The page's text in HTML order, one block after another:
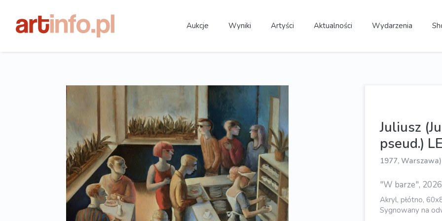
Aukcje Wyniki Artyści Aktualności Wydarzenia
Juliusz
pseud.)
1977, Warszawa)
"W barze", 2026
Akryl, płótno,
Sygnowany na